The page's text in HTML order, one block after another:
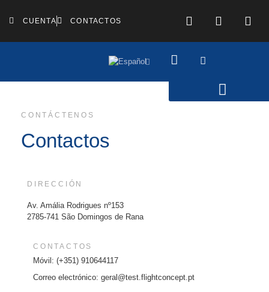
CUENTA CONTACTOS
CONTÁCTENOS
Contactos
DIRECCIÓN
Av. Amália Rodrigues nº153
2785-741 São Domingos de Rana
CONTACTOS
Móvil: (+351) 910644117
Correo electrónico: geral@test.flightconcept.pt